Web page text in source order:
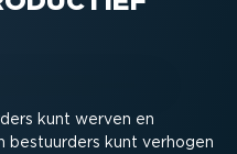
kunt werven en
bestuurders kunt verhogen